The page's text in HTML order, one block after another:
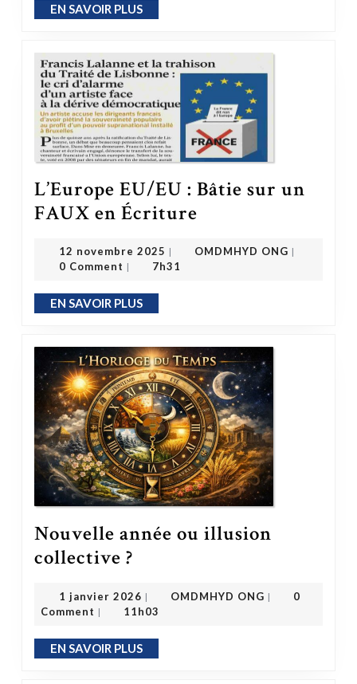
EN SAVOIR PLUSEN SAVOIR PLUS
L’Europe EU/EU : Bâtie sur un
FAUX en Écriture
12 novembre 2025 12 novembre 2025
| OMDMHYD ONGOMDMHYD ONG
|
0 Comment | 7h31
EN SAVOIR PLUSEN SAVOIR PLUS
Nouvelle année ou illusion
collective ?
1 janvier 2026 1 janvier 2026
| OMDMHYD ONG |
0
Comment | 11h03
EN SAVOIR PLUSEN SAVOIR PLUS